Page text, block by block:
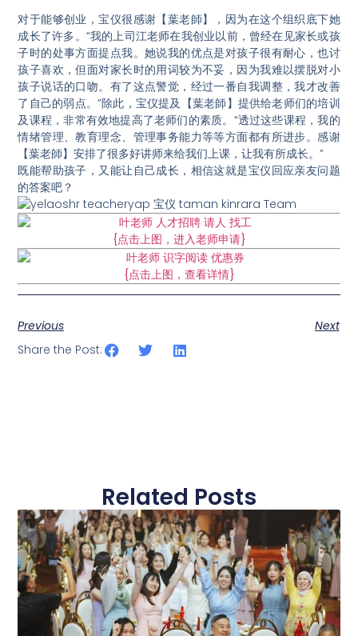
对于能够创业，宝仪很感谢【葉老師】，因为在这个组织底下她
成长了许多。“我的上司江老师在我创业以前，曾经在见家长或孩
子时的处事方面提点我。她说我的优点是对孩子很有耐心，也讨
孩子喜欢，但面对家长时的用词较为不妥，因为我难以摆脱对小
孩子说话的口吻。有了这点警觉，经过一番自我调整，我才改善
了自己的弱点。”除此，宝仪提及【葉老師】提供给老师们的培训
及课程，非常有效地提高了老师们的素质。“透过这些课程，我的
情绪管理、教育理念、管理事务能力等等方面都有所进步。感谢
【葉老師】安排了很多好讲师来给我们上课，让我有所成长。”
既能帮助孩子，又能让自己成长，相信这就是宝仪回应亲友问题
的答案吧？
{点击上图，进入老师申请}
{点击上图，查看详情}
Previous
Next
Share the Post:
Related Posts